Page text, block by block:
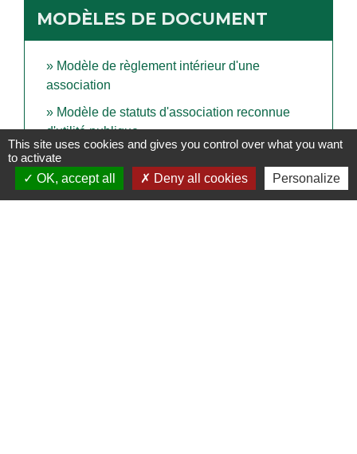
MODÈLES DE DOCUMENT
Modèle de règlement intérieur d'une
association
Modèle de statuts d'association reconnue
d'utilité publique
Attestation sur l'honneur d'un particulier de
non-participation à 2 autres ventes au déballage
This site uses cookies and gives you control over what you want
to activate
OK, accept all
Deny all cookies Personalize